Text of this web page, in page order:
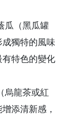
瓜（黑瓜罐
獨特的風味
特色的變化
烏龍茶或紅
添清新感，